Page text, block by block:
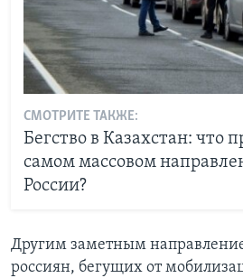
СМОТРИТЕ ТАКЖЕ:
Бегство в Казахстан: что
самом массовом
России?
Другим заметным
россиян, бегущих от